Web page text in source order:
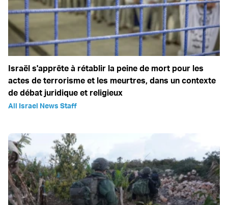
Israël s'apprête à rétablir la peine de mort pour les
actes de terrorisme et les meurtres, dans un contexte
de débat juridique et religieux
All Israel News Staff